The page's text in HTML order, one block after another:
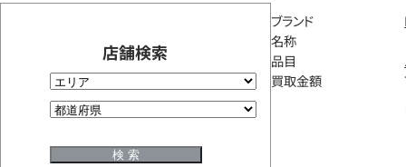
店舗検索
ブランド
名称
品目
買取金額